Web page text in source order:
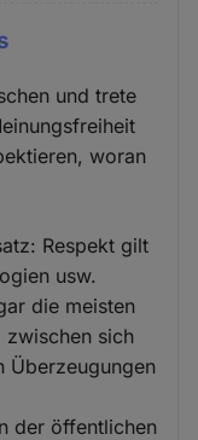
und trete
woran
Respekt gilt
usw.
die meisten
zwischen sich
Überzeugungen
der öffentlichen